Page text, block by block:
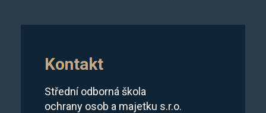
Kontakt
Střední odborná škola
ochrany osob a majetku s.r.o.